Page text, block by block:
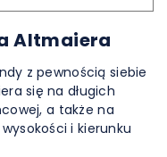
Altmaiera
z pewnością siebie
się na długich
a także na
i kierunku